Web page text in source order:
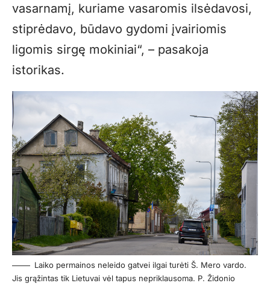
vasarnamį, kuriame vasaromis ilsėdavosi,
stiprėdavo, būdavo gydomi įvairiomis
ligomis sirgę mokiniai“, – pasakoja
istorikas.
Laiko permainos neleido gatvei ilgai turėti Š. Mero vardo.
Jis grąžintas tik Lietuvai vėl tapus nepriklausoma. P. Židonio